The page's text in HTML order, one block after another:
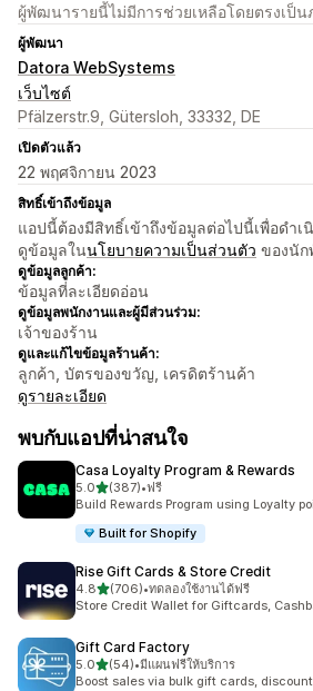
ผู้พัฒนารายนี้ไม่มีการช่วยเหลือโดยตรงเป็น
ผู้พัฒนา
Datora WebSystems
เว็บไซต์
Pfälzerstr.9, Gütersloh, 33332, DE
เปิดตัวแล้ว
22 พฤศจิกายน 2023
สิทธิ์เข้าถึงข้อมูล
แอปนี้ต้องมีสิทธิ์เข้าถึงข้อมูลต่อไปนี้เพื่อดำ
ดูข้อมูลในนโยบายความเป็นส่วนตัว ของนั
ดูข้อมูลลูกค้า:
ข้อมูลที่ละเอียดอ่อน
ดูข้อมูลพนักงานและผู้มีส่วนร่วม:
เจ้าของร้าน
ดูและแก้ไขข้อมูลร้านค้า:
ลูกค้า, บัตรของขวัญ, เครดิตร้านค้า
ดูรายละเอียด
พบกับแอปที่น่าสนใจ
Casa Loyalty Program & Rewards
5.0เต็ม 5 ดาว
(387)
ทั้งหมด 387 รีวิว
•ฟรี
Build Rewards Program using Loyalty
Built for Shopify
Rise Gift Cards & Store Credit
4.8เต็ม 5 ดาว
(706)
ทั้งหมด 706 รีวิว
•ทดลองใช้งานได้ฟรี
Store Credit Wallet for Giftcards,
Gift Card Factory
5.0เต็ม 5 ดาว
(54)
ทั้งหมด 54 รีวิว
•มีแผนฟรีให้บริการ
Boost sales via bulk gift cards,